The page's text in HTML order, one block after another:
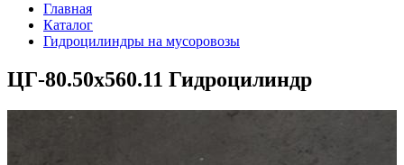
Главная
Каталог
Гидроцилиндры на мусоровозы
ЦГ-80.50х560.11 Гидроцилиндр